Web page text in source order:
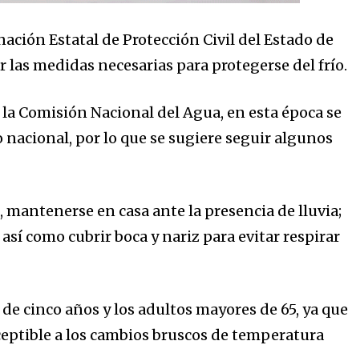
Estatal de Protección Civil del Estado de
medidas necesarias para protegerse del frío.
Comisión Nacional del Agua, en esta época se
por lo que se sugiere seguir algunos
mantenerse en casa ante la presencia de lluvia;
como cubrir boca y nariz para evitar respirar
cinco años y los adultos mayores de 65, ya que
a los cambios bruscos de temperatura